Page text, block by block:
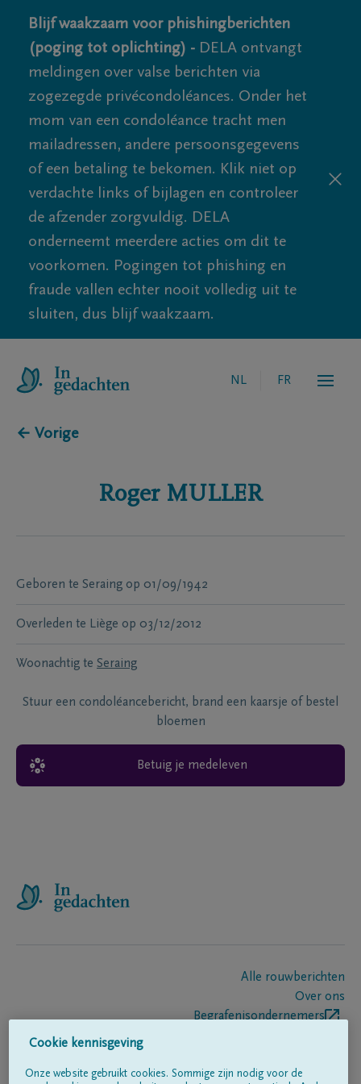
Blijf waakzaam voor phishingberichten
(poging tot oplichting) - DELA ontvangt
meldingen over valse berichten via
zogezegde privécondoléances. Onder het
mom van een condoléance tracht men
mailadressen, andere persoonsgegevens
of een betaling te bekomen. Klik niet op
verdachte links of bijlagen en controleer
de afzender zorgvuldig. DELA
onderneemt meerdere acties om dit te
voorkomen. Pogingen tot phishing en
fraude vallen echter nooit volledig uit te
sluiten, dus blijf waakzaam.
NL FR
← Vorige
Roger MULLER
Geboren te Seraing op 01/09/1942
Overleden te Liège op 03/12/2012
Woonachtig te Seraing
Stuur een condoléancebericht, brand een kaarsje of bestel
bloemen
Betuig je medeleven
Alle rouwberichten
Over ons
Begrafenisondernemers
Cookie kennisgeving
Onze website gebruikt cookies. Sommige zijn nodig voor de